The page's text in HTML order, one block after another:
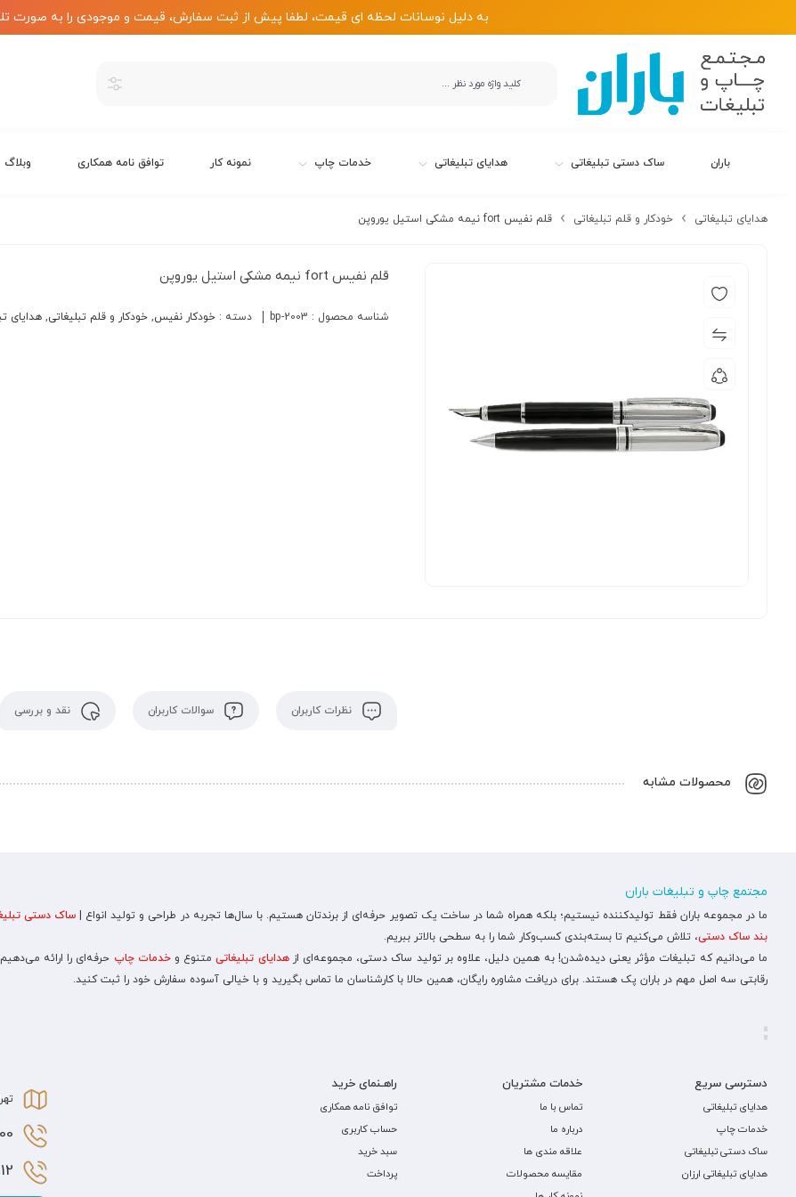
به دلیل نوسانات لحظه ای قیمت، لطفا پیش از ثبت سفارش، قیمت و موجودی را به صورت
باران ساک دستی تبلیغاتی هدایای تبلیغاتی خدمات چاپ نمونه کار توافق نامه همکاری وبلاگ
هدایای تبلیغاتی خودکار و قلم تبلیغاتی قلم نفیس fort نیمه مشکی استیل یوروپن
قلم نفیس fort نیمه مشکی استیل یوروپن
شناسه محصول : bp-2003 دسته : خودکار نفیس, خودکار و قلم تبلیغاتی, هدایای
نظرات کاربران سوالات کاربران نقد و بررسی
محصولات مشابه
مجتمع چاپ و تبلیغات باران
ما در مجموعه باران فقط تولیدکننده نیستیم؛ بلکه همراه شما در ساخت یک تصویر حرفه‌ای از برندتان هستیم. با سال‌ها تجربه در طراحی و تولید انواع |ساک دستی
بند ساک دستی، تلاش می‌کنیم تا بسته‌بندی کسب‌وکار شما را به سطحی بالاتر ببریم.
ما می‌دانیم که تبلیغات مؤثر یعنی دیده‌شدن! به همین دلیل، علاوه بر تولید ساک دستی، مجموعه‌ای ازهدایای تبلیغاتیمتنوع وخدمات چاپ حرفه‌ای را ارائه
رقابتی سه اصل مهم در باران پک هستند. برای دریافت مشاوره رایگان، همین حالا با کارشناسان ما تماس بگیرید و با خیالی آسوده سفارش خود را ثبت کنید.
دسترسی سریع
هدایای تبلیغاتی
خدمات چاپ
ساک دستی تبلیغاتی
هدایای تبلیغاتی ارزان
خدمات مشتریان
تماس با ما
درباره ما
علاقه مندی ها
مقایسه محصولات
راهـنمای خرید
توافق نامه همکاری
حساب کاربری
سبد خرید
پرداخت